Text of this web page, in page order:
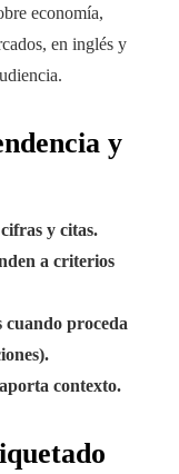
economía,
en inglés y
y
y citas.
a criterios
cuando proceda
contexto.